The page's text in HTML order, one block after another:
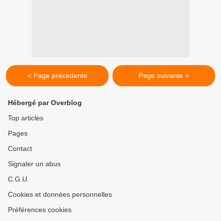
< Page précédente Page suivante >
Hébergé par Overblog
Top articles
Pages
Contact
Signaler un abus
C.G.U.
Cookies et données personnelles
Préférences cookies